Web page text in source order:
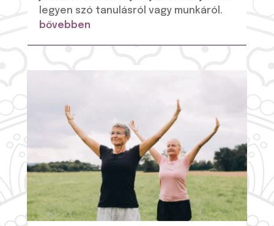
legyen szó tanulásról vagy munkáról.
bővebben